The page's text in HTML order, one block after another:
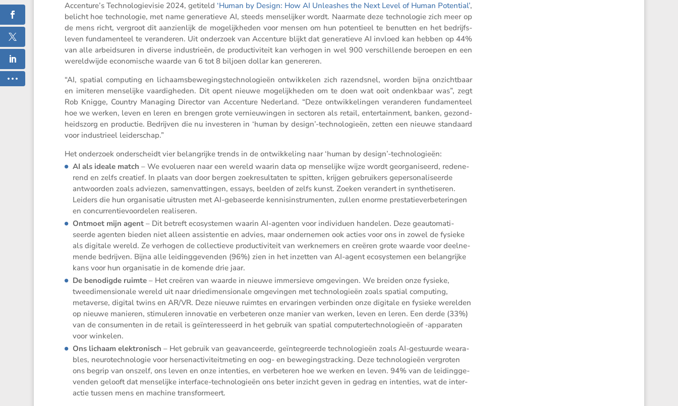
Accenture’s Techno­lo­gie­visie 2024, getiteld ‘Human by Design: How AI Unleashes the Next Level of Human Poten­tial’,
belicht hoe techno­logie, met name genera­tieve AI, steeds mense­lijker wordt. Naarmate deze techno­logie zich meer op
de mens richt, vergroot dit aanzien­lijk de mogelijk­heden voor mensen om hun poten­tieel te benutten en het bedrijfs­
leven funda­men­teel te veran­deren. Uit onder­zoek van Accen­ture blijkt dat genera­tieve AI invloed kan hebben op 44%
van alle arbeids­uren in diverse industrieën, de produc­ti­vi­teit kan verhogen in wel 900 verschil­lende beroepen en een
wereld­wijde econo­mi­sche waarde van 6 tot 8 biljoen dollar kan genereren.
“AI, spatial compu­ting en lichaams­be­we­gings­tech­no­lo­gieën ontwik­kelen zich razend­snel, worden bijna onzicht­baar
en imiteren mense­lijke vaardig­heden. Dit opent nieuwe mogelijk­heden om te doen wat ooit ondenk­baar was”, zegt
Rob Knigge, Country Managing Director van Accen­ture Neder­land. “Deze ontwik­ke­lingen veran­deren funda­men­teel
hoe we werken, leven en leren en brengen grote vernieu­wingen in sectoren als retail, enter­tain­ment, banken, gezond­
heids­zorg en productie. Bedrijven die nu inves­teren in ‘human by design’-technologieën, zetten een nieuwe standaard
voor industrieel leiderschap.”
Het onder­zoek onder­scheidt vier belang­rijke trends in de ontwik­ke­ling naar ‘human by design’-technologieën:
AI als ideale match – We evolu­eren naar een wereld waarin data op mense­lijke wijze wordt georga­ni­seerd, redene­
rend en zelfs creatief. In plaats van door bergen zoekre­sul­taten te spitten, krijgen gebrui­kers geper­so­na­li­seerde
antwoorden zoals adviezen, samen­vat­tingen, essays, beelden of zelfs kunst. Zoeken veran­dert in synthe­ti­seren.
Leiders die hun organi­satie uitrusten met AI-gebaseerde kennis­in­stru­menten, zullen enorme presta­tie­ver­be­te­ringen
en concur­ren­tie­voor­delen realiseren.
Ontmoet mijn agent – Dit betreft ecosys­temen waarin AI-agenten voor indivi­duen handelen. Deze geauto­ma­ti­
seerde agenten bieden niet alleen assis­tentie en advies, maar onder­nemen ook acties voor ons in zowel de fysieke
als digitale wereld. Ze verhogen de collec­tieve produc­ti­vi­teit van werkne­mers en creëren grote waarde voor deelne­
mende bedrijven. Bijna alle leiding­ge­venden (96%) zien in het inzetten van AI-agent ecosys­temen een belang­rijke
kans voor hun organi­satie in de komende drie jaar.
De benodigde ruimte – Het creëren van waarde in nieuwe immersieve omgevingen. We breiden onze fysieke,
tweedi­men­si­o­nale wereld uit naar driedi­men­si­o­nale omgevingen met techno­lo­gieën zoals spatial compu­ting,
metaverse, digital twins en AR/​VR. Deze nieuwe ruimtes en ervaringen verbinden onze digitale en fysieke werelden
op nieuwe manieren, stimu­leren innovatie en verbe­teren onze manier van werken, leven en leren. Een derde (33%)
van de consu­menten in de retail is geïnte­res­seerd in het gebruik van spatial compu­ter­tech­no­lo­gieën of ‑apparaten
voor winkelen.
Ons lichaam elektro­nisch – Het gebruik van geavan­ceerde, geïnte­greerde techno­lo­gieën zoals AI-gestuurde weara­
bles, neuro­tech­no­logie voor hersen­ac­ti­vi­teit­me­ting en oog- en bewegingstrac­king. Deze techno­lo­gieën vergroten
ons begrip van onszelf, ons leven en onze inten­ties, en verbe­teren hoe we werken en leven. 94% van de leiding­ge­
venden gelooft dat mense­lijke inter­face-techno­lo­gieën ons beter inzicht geven in gedrag en inten­ties, wat de inter­
actie tussen mens en machine transformeert.